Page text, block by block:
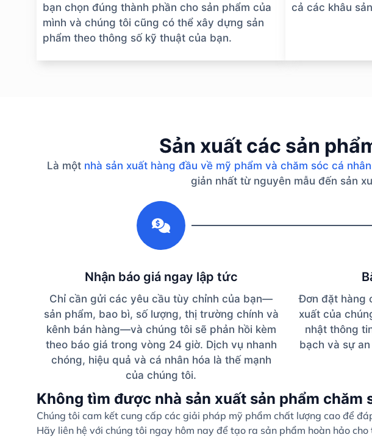
bạn chọn đúng thành phần cho sản phẩm của
mình và chúng tôi cũng có thể xây dựng sản
phẩm theo thông số kỹ thuật của bạn.
cả các khâu
Sản xuất các sản
Là một nhà sản xuất hàng đầu về mỹ phẩm và chăm sóc cá nhân
giản nhất từ ​​nguyên mẫu đến sản
Nhận báo giá ngay lập tức
Chỉ cần gửi các yêu cầu tùy chỉnh của bạn—
sản phẩm, bao bì, số lượng, thị trường chính và
kênh bán hàng—và chúng tôi sẽ phản hồi kèm
theo báo giá trong vòng 24 giờ. Dịch vụ nhanh
chóng, hiệu quả và cá nhân hóa là thế mạnh
của chúng tôi.
Đơn đặt hàng
xuất của
nhật thông
bạch và sự
Không tìm được nhà sản xuất sản phẩm chăm
Chúng tôi cam kết cung cấp các giải pháp mỹ phẩm chất lượng cao để
Hãy liên hệ với chúng tôi ngay hôm nay để tạo ra sản phẩm hoàn hảo